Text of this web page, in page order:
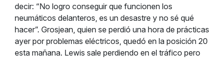
decir: “No logro conseguir que funcionen los
neumáticos delanteros, es un desastre y no sé qué
hacer”. Grosjean, quien se perdió una hora de prácticas
ayer por problemas eléctricos, quedó en la posición 20
esta mañana. Lewis sale perdiendo en el tráfico pero